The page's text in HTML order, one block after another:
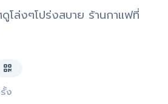
โล่งๆโปร่งสบาย ร้านกาแฟที่
ง